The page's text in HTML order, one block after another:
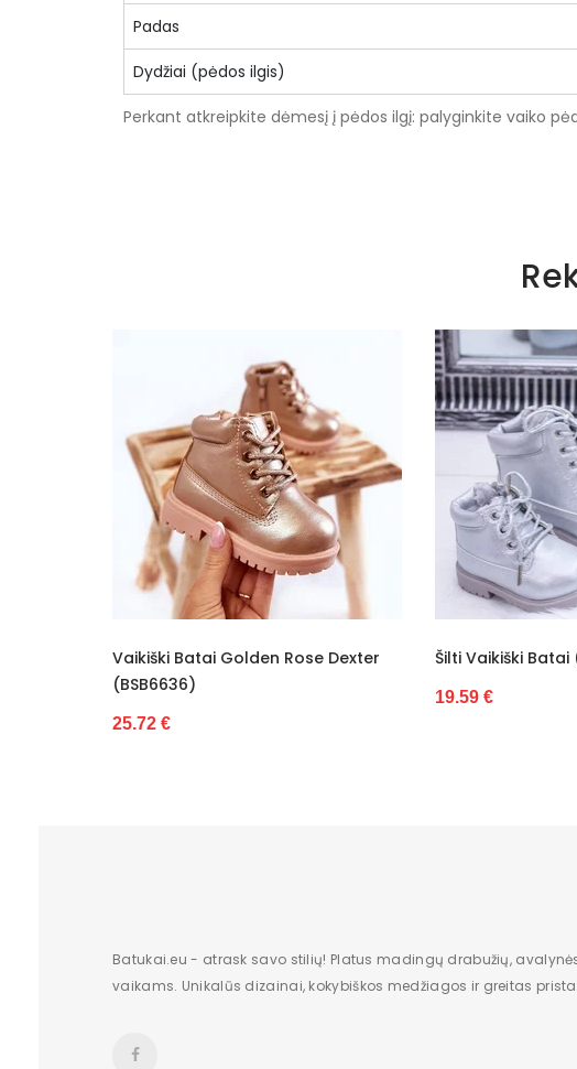
Padas
Dydžiai (pėdos ilgis)
Perkant atkreipkite dėmesį į pėdos ilgį: palyginkite vaiko
Platforma / padas
Šiltas
Kulno tipas
Bendras ilgis
Kategorija
Būklė
Šilti Vaikiški Batai (BSB6847)
19.59 €
Šilti
Batukai.eu - atrask savo stilių! Platus madingų drabužių,
vaikams. Unikalūs dizainai, kokybiškos medžiagos ir greitas